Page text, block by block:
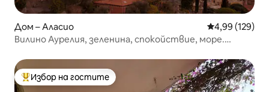
Дом – Аласио Средна
4,99 (129)
Вилино Аурелия, зеленина, спокойствие, море.
Най-популярен избор на гостите
Избор на гостите